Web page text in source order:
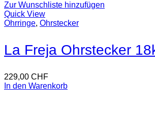
Zur Wunschliste hinzufügen
Quick View
Ohrringe, Ohrstecker
La Freja Ohrstecker
229,00 CHF
In den Warenkorb